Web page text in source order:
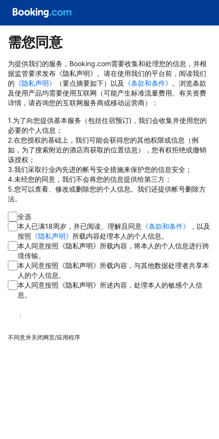
需您同意
为提供我们的服务，Booking.com需要收集和处理您的信息，并根
据监管要求发布《隐私声明》。请在使用我们的平台前，阅读我们
的 《隐私声明》 （要点摘要如下）以及 《条款和条件》 。浏览条款
及使用产品均需要使用互联网（可能产生标准流量费用。有关资费
详情，请咨询您的互联网服务商或移动运营商）：
1.为了向您提供基本服务（包括住宿预订)，我们会收集并使用您的
必要的个人信息；
2.在您授权的基础上，我们可能会获得您的其他权限或信息（例
如，为了搜索附近的酒店而获取的位置信息），您有权拒绝或撤销
该授权；
3.我们采取行业内先进的帐号安全措施来保护您的信息安全；
4.未经您的同意，我们不会将您的信息提供给第三方；
5.您可以查看、修改或删除您的个人信息。我们还提供帐号删除方
法。
全选
本人已满18周岁，并已阅读、理解且同意 《条款和条件》
，以及
按照 《隐私声明》 所载内容处理本人的个人信息。
本人同意按照《隐私声明》所载内容，将本人的个人信息进行跨
境传输。
本人同意按照《隐私声明》所载内容，与其他数据处理者共享本
人的个人信息。
本人同意按照《隐私声明》所述内容，处理本人的敏感个人信
息。
同意
不同意并关闭网页/应用程序